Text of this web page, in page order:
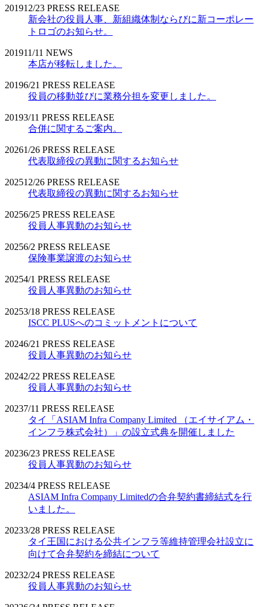
201912/23 PRESS RELEASE
新会社の役員人事、新組織体制ならびに新コーポレー
トロゴのお知らせ。
201911/11 NEWS
本店が移転しました。
20196/21 PRESS RELEASE
役員の移動並びに業務分担を変更しました。
20193/11 PRESS RELEASE
合併に関するご案内。
20261/26 PRESS RELEASE
代表取締役の異動に関するお知らせ
202512/26 PRESS RELEASE
代表取締役の異動に関するお知らせ
20256/25 PRESS RELEASE
役員人事異動のお知らせ
20256/2 PRESS RELEASE
保険事業譲渡のお知らせ
20254/1 PRESS RELEASE
役員人事異動のお知らせ
20253/18 PRESS RELEASE
ISCC PLUSへのコミットメントについて
20246/21 PRESS RELEASE
役員人事異動のお知らせ
20242/22 PRESS RELEASE
役員人事異動のお知らせ
20237/11 PRESS RELEASE
タイ「ASIAM Infra Company Limited （エイサイアム・
インフラ株式会社）」の設立式典を開催しました
20236/23 PRESS RELEASE
役員人事異動のお知らせ
20234/4 PRESS RELEASE
ASIAM Infra Company Limitedの合弁契約書締結式を行
いました。
20233/28 PRESS RELEASE
タイ王国における公共インフラ等維持管理会社設立に
向けて合弁契約を締結について
20232/24 PRESS RELEASE
役員人事異動のお知らせ